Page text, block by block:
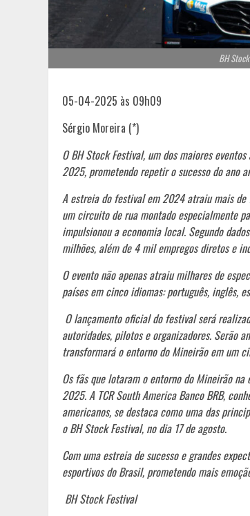
BH
05-04-2025 às 09h09
Sérgio Moreira (*)
O BH Stock Festival, um dos maiores
2025, prometendo repetir o sucesso do ano
A estreia do festival em 2024 atraiu mais de
um circuito de rua montado especialmente
impulsionou a economia local. Segundo
milhões, além de 4 mil empregos diretos e
O evento não apenas atraiu milhares de
países em cinco idiomas: português, inglês,
O lançamento oficial do festival será
autoridades, pilotos e organizadores. Serão
transformará o entorno do Mineirão em um
Os fãs que lotaram o entorno do Mineirão
2025. A TCR South America Banco BRB,
americanos, se destaca como uma das
o BH Stock Festival, no dia 17 de agosto.
Com uma estreia de sucesso e grandes
esportivos do Brasil, prometendo mais
BH Stock Festival